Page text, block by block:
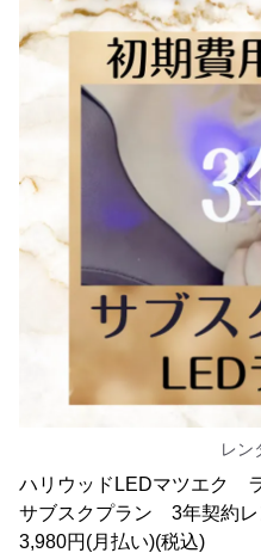
レン
ハリウッドLEDマツエク
サブスクプラン 3年契約レ
3,980円(月払い)(税込)